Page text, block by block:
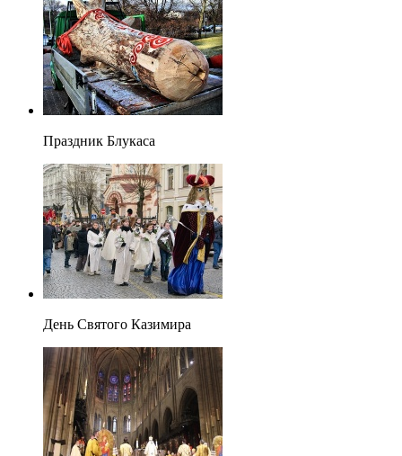
Праздник Блукаса
День Святого Казимира